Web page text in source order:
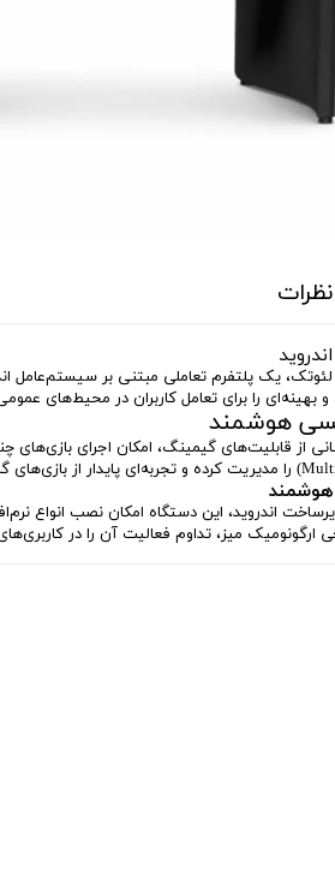
نظرات
یک پلتفرم تعاملی مبتنی بر
و بهینه‌ای را برای تعامل کاربران در محیط‌های
هوشمند
از قابلیت‌های گیمینگ، امکان اجرای
هوشمند
اندروید، این دستگاه امکان نصب انواع
ارگونومیک میز، تداوم فعالیت آن را در